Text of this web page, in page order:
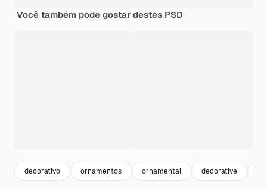
Você também pode gostar destes PSD
decorativo ornamentos ornamental decorative